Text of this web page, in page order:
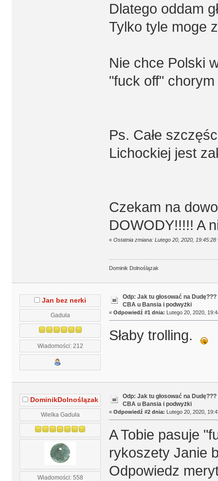
Dlatego oddam
Tylko tyle moge
Nie chce Polski
"fuck off"
Ps. Całe
Lichockiej jest
Czekam na
DOWODY!!!!! A
« Ostatnia zmiana: Lutego 20, 2020,
Dominik Dolnoślązak
Jan bez nerki
Gaduła
Wiadomości: 212
Odp: Jak tu głosować na
CBA u Bansia i podwyżki
« Odpowiedź #1 dnia: Lutego 20, 2020,
Słaby trolling.
DominikDolnoślązak
Wielka Gaduła
Wiadomości: 558
Odp: Jak tu głosować na
CBA u Bansia i podwyżki
« Odpowiedź #2 dnia: Lutego 20, 2020,
A Tobie pasuje
rykoszety Janie
Odpowiedz